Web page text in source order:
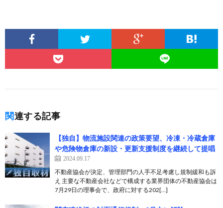
関連する記事
【独自】物流施設関連の政策要望、冷凍・冷蔵倉庫
や危険物倉庫の新設・更新支援制度を継続して提唱
2024.09.17
不動産協会が決定、管理部門の人手不足考慮し規制緩和も訴
え 主要な不動産会社などで構成する業界団体の不動産協会は
7月29日の理事会で、政府に対する202[…]